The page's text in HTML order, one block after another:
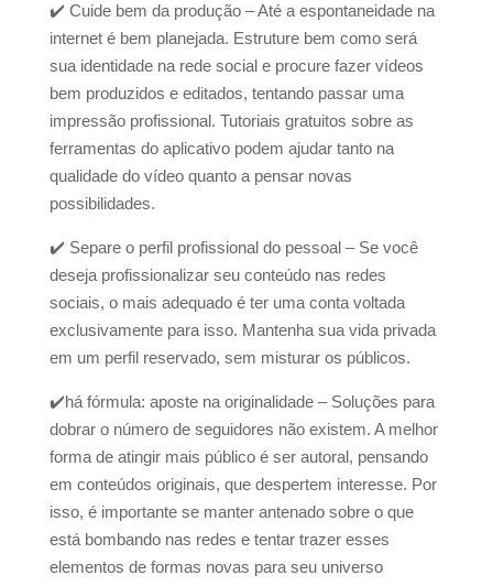
✔️ Cuide bem da produção – Até a espontaneidade na
internet é bem planejada. Estruture bem como será
sua identidade na rede social e procure fazer vídeos
bem produzidos e editados, tentando passar uma
impressão profissional. Tutoriais gratuitos sobre as
ferramentas do aplicativo podem ajudar tanto na
qualidade do vídeo quanto a pensar novas
possibilidades.
✔️ Separe o perfil profissional do pessoal – Se você
deseja profissionalizar seu conteúdo nas redes
sociais, o mais adequado é ter uma conta voltada
exclusivamente para isso. Mantenha sua vida privada
em um perfil reservado, sem misturar os públicos.
✔️há fórmula: aposte na originalidade – Soluções para
dobrar o número de seguidores não existem. A melhor
forma de atingir mais público é ser autoral, pensando
em conteúdos originais, que despertem interesse. Por
isso, é importante se manter antenado sobre o que
está bombando nas redes e tentar trazer esses
elementos de formas novas para seu universo